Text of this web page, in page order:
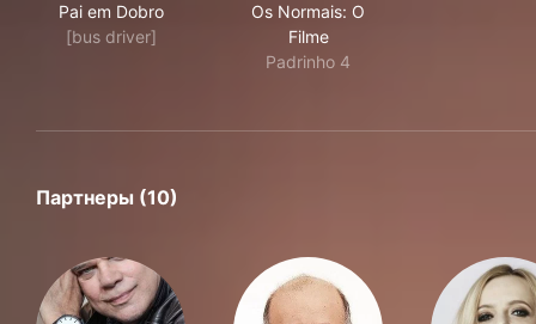
Pai em Dobro
[bus driver]
Os Normais: O
Filme
Padrinho 4
Партнеры (10)